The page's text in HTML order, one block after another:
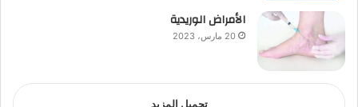
الأمراض الوريدية
20 مارس، 2023
تحميل المزيد